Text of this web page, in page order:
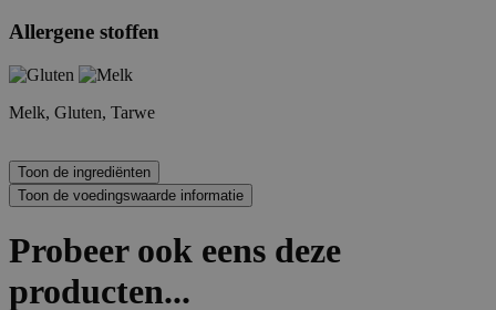
Allergene stoffen
Melk, Gluten, Tarwe
Probeer ook eens deze
producten...